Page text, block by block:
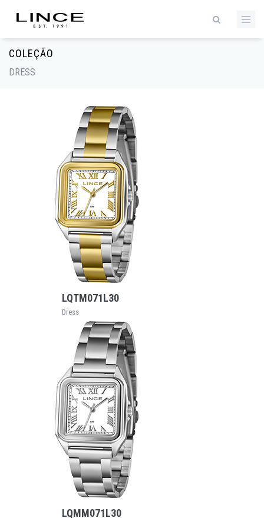
COLEÇÃO
DRESS
VEJA MAIS
LQTM071L30
Dress
VEJA MAIS
LQMM071L30